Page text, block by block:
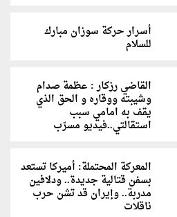
أسرار حركة سوزان مبارك
للسلام
القاضي رزكار : عظمة صدام
وشيبته ووقاره و الحق الذي
يقف به امامي سبب
استقالتي..فيديو مسرّب
المعركة المحتملة: أميركا تستعد
بسفن قتالية جديدة.. ودلافين
مدربة.. وإيران قد تشن حرب
ناقلات